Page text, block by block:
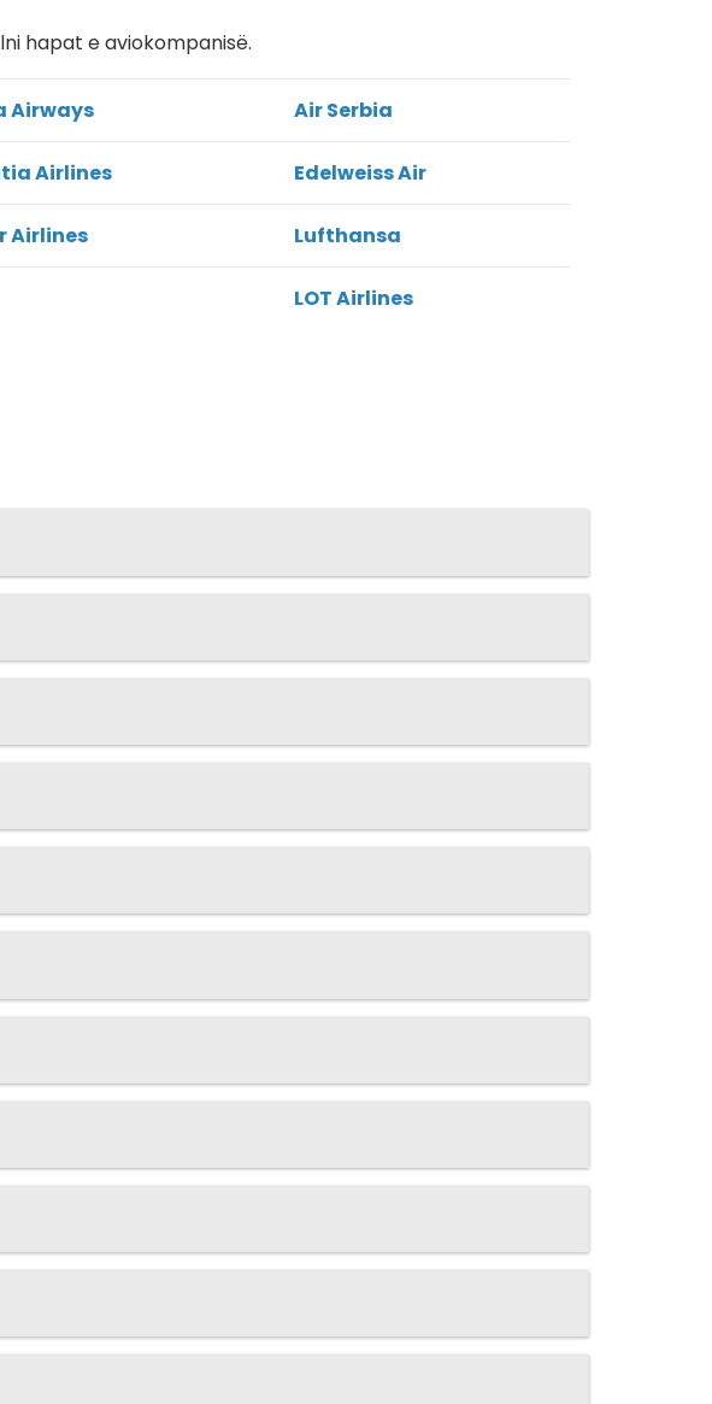
hapat e aviokompanisë.
Airways Air Serbia
Airlines Edelweiss Air
Airlines Lufthansa
LOT Airlines